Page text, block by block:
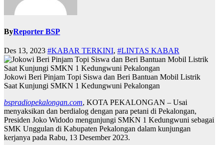
ByReporter BSP
Des 13, 2023 #KABAR TERKINI, #LINTAS KABAR
Jokowi Beri Pinjam Topi Siswa dan Beri Bantuan Mobil Listrik
Saat Kunjungi SMKN 1 Kedungwuni Pekalongan
bspradiopekalongan.com, KOTA PEKALONGAN – Usai
menyaksikan dan berdialog dengan para petani di Pekalongan,
Presiden Joko Widodo mengunjungi SMKN 1 Kedungwuni sebagai
SMK Unggulan di Kabupaten Pekalongan dalam kunjungan
kerjanya pada Rabu, 13 Desember 2023.